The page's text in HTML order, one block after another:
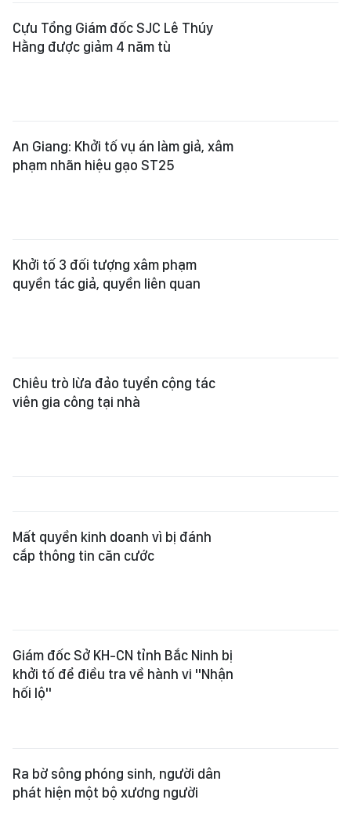
Cựu Tổng Giám đốc SJC Lê Thúy
Hằng được giảm 4 năm tù
An Giang: Khởi tố vụ án làm giả, xâm
phạm nhãn hiệu gạo ST25
Khởi tố 3 đối tượng xâm phạm
quyền tác giả, quyền liên quan
Chiêu trò lừa đảo tuyển cộng tác
viên gia công tại nhà
Mất quyền kinh doanh vì bị đánh
cắp thông tin căn cước
Giám đốc Sở KH-CN tỉnh Bắc Ninh bị
khởi tố để điều tra về hành vi "Nhận
hối lộ"
Ra bờ sông phóng sinh, người dân
phát hiện một bộ xương người